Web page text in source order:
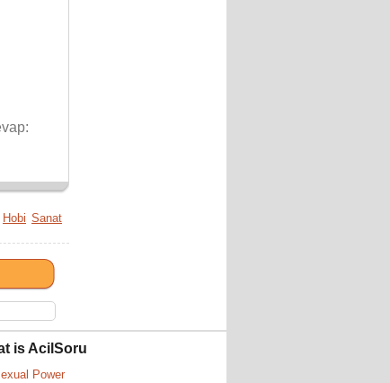
Hobi Sanat
is AcilSoru
Power